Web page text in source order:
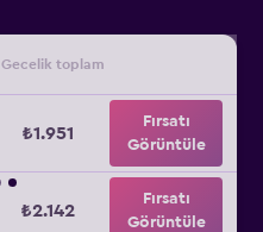
Gecelik toplam
₺1.951
Fırsatı
Görüntüle
₺2.142
Fırsatı
Görüntüle